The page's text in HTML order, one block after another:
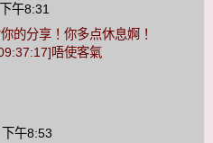
午8:31
的分享！你多点休息婀！
唔使客氣
午8:53